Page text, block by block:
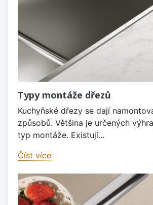
Typy montáže dřezů
Kuchyňské dřezy se dají
způsobů. Většina je určených
typ montáže. Existují...
Číst více